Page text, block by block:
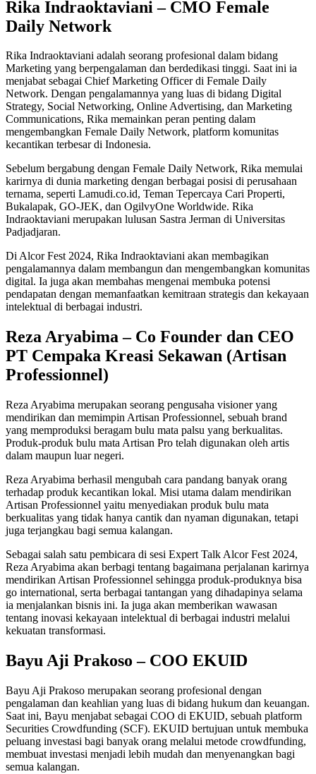
Rika Indraoktaviani – CMO Female
Daily Network
Rika Indraoktaviani adalah seorang profesional dalam bidang
Marketing yang berpengalaman dan berdedikasi tinggi. Saat ini ia
menjabat sebagai Chief Marketing Officer di Female Daily
Network. Dengan pengalamannya yang luas di bidang Digital
Strategy, Social Networking, Online Advertising, dan Marketing
Communications, Rika memainkan peran penting dalam
mengembangkan Female Daily Network, platform komunitas
kecantikan terbesar di Indonesia.
Sebelum bergabung dengan Female Daily Network, Rika memulai
karirnya di dunia marketing dengan berbagai posisi di perusahaan
ternama, seperti Lamudi.co.id, Teman Tepercaya Cari Properti,
Bukalapak, GO-JEK, dan OgilvyOne Worldwide. Rika
Indraoktaviani merupakan lulusan Sastra Jerman di Universitas
Padjadjaran.
Di Alcor Fest 2024, Rika Indraoktaviani akan membagikan
pengalamannya dalam membangun dan mengembangkan komunitas
digital. Ia juga akan membahas mengenai membuka potensi
pendapatan dengan memanfaatkan kemitraan strategis dan kekayaan
intelektual di berbagai industri.
Reza Aryabima – Co Founder dan CEO
PT Cempaka Kreasi Sekawan (Artisan
Professionnel)
Reza Aryabima merupakan seorang pengusaha visioner yang
mendirikan dan memimpin Artisan Professionnel, sebuah brand
yang memproduksi beragam bulu mata palsu yang berkualitas.
Produk-produk bulu mata Artisan Pro telah digunakan oleh artis
dalam maupun luar negeri.
Reza Aryabima berhasil mengubah cara pandang banyak orang
terhadap produk kecantikan lokal. Misi utama dalam mendirikan
Artisan Professionnel yaitu menyediakan produk bulu mata
berkualitas yang tidak hanya cantik dan nyaman digunakan, tetapi
juga terjangkau bagi semua kalangan.
Sebagai salah satu pembicara di sesi Expert Talk Alcor Fest 2024,
Reza Aryabima akan berbagi tentang bagaimana perjalanan karirnya
mendirikan Artisan Professionnel sehingga produk-produknya bisa
go international, serta berbagai tantangan yang dihadapinya selama
ia menjalankan bisnis ini. Ia juga akan memberikan wawasan
tentang inovasi kekayaan intelektual di berbagai industri melalui
kekuatan transformasi.
Bayu Aji Prakoso – COO EKUID
Bayu Aji Prakoso merupakan seorang profesional dengan
pengalaman dan keahlian yang luas di bidang hukum dan keuangan.
Saat ini, Bayu menjabat sebagai COO di EKUID, sebuah platform
Securities Crowdfunding (SCF). EKUID bertujuan untuk membuka
peluang investasi bagi banyak orang melalui metode crowdfunding,
membuat investasi menjadi lebih mudah dan menyenangkan bagi
semua kalangan.